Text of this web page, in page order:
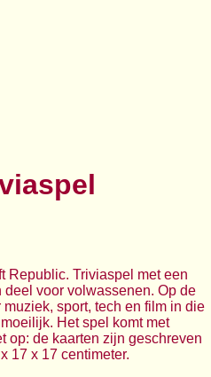
Republic. Triviaspel met een
voor volwassenen. Op de
sport, tech en film in die
Het spel komt met
op: de kaarten zijn geschreven
17 x 17 centimeter.